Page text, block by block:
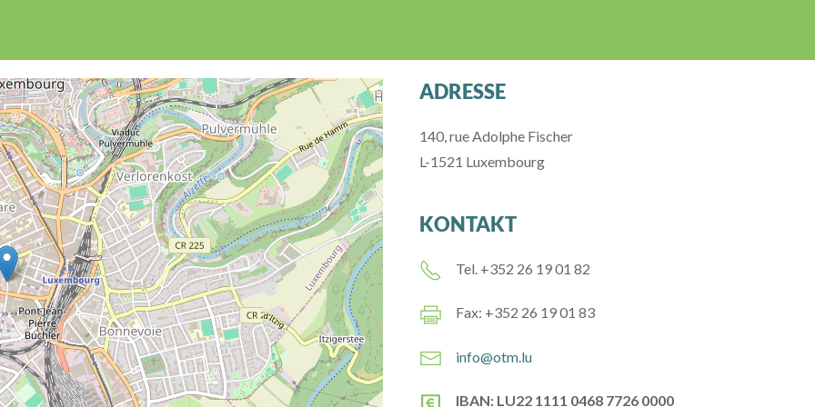
ADRESSE
140, rue Adolphe Fischer
L-1521 Luxembourg
KONTAKT
Tel. +352 26 19 01 82
Fax: +352 26 19 01 83
info@otm.lu
IBAN: LU22 1111 0468 7726 0000